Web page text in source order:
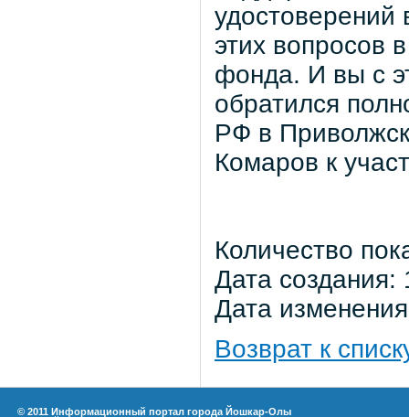
этих вопросов
фонда. И вы с
обратился
РФ в
Комаров к
Количество
Дата создания:
Дата
Возврат к
© 2011 Информационный портал города Йошкар-Олы